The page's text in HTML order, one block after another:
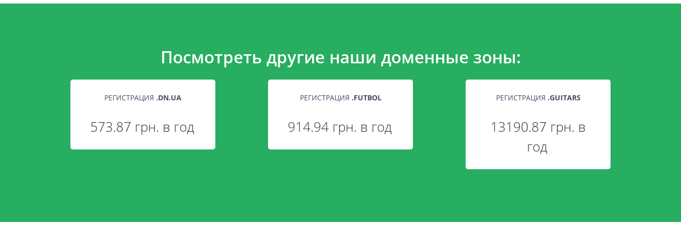
Посмотреть другие наши доменные зоны:
РЕГИСТРАЦИЯ .DN.UA
573.87 грн. в год
РЕГИСТРАЦИЯ .FUTBOL
914.94 грн. в год
РЕГИСТРАЦИЯ .GUITARS
13190.87 грн. в
год